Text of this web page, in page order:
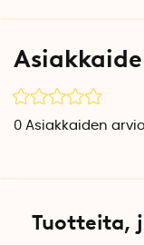
Materiaali: BPA-
Leveys: 17 cm
Korkeus: 19,5 cm
väriä. Taikina-
ja harmaamustana.
0 Asiakkaiden
Tuotteita,